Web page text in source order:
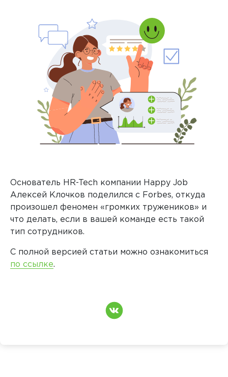
Основатель HR-Tech компании Happy Job
Алексей Клочков поделился с Forbes, откуда
произошел феномен «громких тружеников» и
что делать, если в вашей команде есть такой
тип сотрудников.
С полной версией статьи можно ознакомиться
по ссылке.